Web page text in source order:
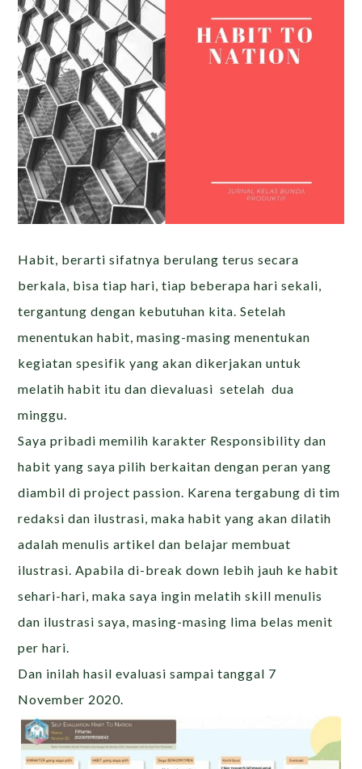
Habit, berarti sifatnya berulang terus secara
berkala, bisa tiap hari, tiap beberapa hari sekali,
tergantung dengan kebutuhan kita. Setelah
menentukan habit, masing-masing menentukan
kegiatan spesifik yang akan dikerjakan untuk
melatih habit itu dan dievaluasi setelah dua
minggu.
Saya pribadi memilih karakter Responsibility dan
habit yang saya pilih berkaitan dengan peran yang
diambil di project passion. Karena tergabung di tim
redaksi dan ilustrasi, maka habit yang akan dilatih
adalah menulis artikel dan belajar membuat
ilustrasi. Apabila di-break down lebih jauh ke habit
sehari-hari, maka saya ingin melatih skill menulis
dan ilustrasi saya, masing-masing lima belas menit
per hari.
Dan inilah hasil evaluasi sampai tanggal 7
November 2020.